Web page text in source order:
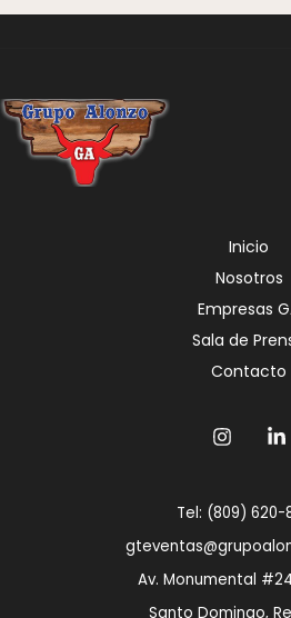
Inicio
Nosotros
Empresas
Sala de
Contacto
Tel: (809) 620-
Av. Monumental
Santo Domingo,